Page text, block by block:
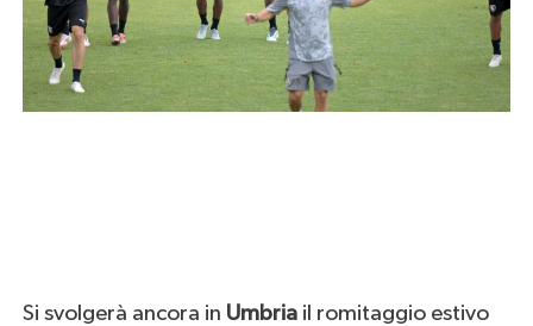
Si svolgerà ancora in Umbriail romitaggio estivo